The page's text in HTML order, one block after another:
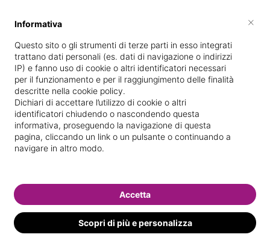
Informativa
Questo sito o gli strumenti di terze parti in esso integrati
trattano dati personali (es. dati di navigazione o indirizzi
IP) e fanno uso di cookie o altri identificatori necessari
per il funzionamento e per il raggiungimento delle finalità
descritte nella cookie policy.
Dichiari di accettare l’utilizzo di cookie o altri
identificatori chiudendo o nascondendo questa
informativa, proseguendo la navigazione di questa
pagina, cliccando un link o un pulsante o continuando a
navigare in altro modo.
Scopri di più e personalizza
Accetta
×